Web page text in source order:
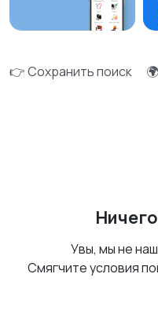
👉 Сохранить поиск
Увы, мы не
Смягчите условия